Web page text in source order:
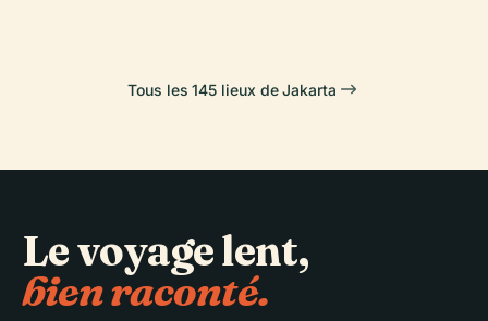
Tous les 145 lieux de Jakarta
Le voyage lent,
bien raconté.